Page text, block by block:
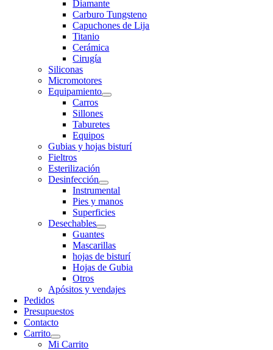
Diamante
Carburo Tungsteno
Capuchones de Lija
Titanio
Cerámica
Cirugía
Siliconas
Micromotores
Equipamiento
Carros
Sillones
Taburetes
Equipos
Gubias y hojas bisturí
Fieltros
Esterilización
Desinfección
Instrumental
Pies y manos
Superficies
Desechables
Guantes
Mascarillas
hojas de bisturí
Hojas de Gubia
Otros
Apósitos y vendajes
Pedidos
Presupuestos
Contacto
Carrito
Mi Carrito